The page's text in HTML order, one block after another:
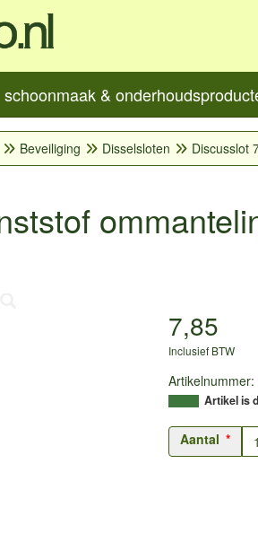
schoonmaak &
Beveiliging Disselsloten Discusslot
7,85
Inclusief BTW
Artikelnummer:
Artikel is
Aantal